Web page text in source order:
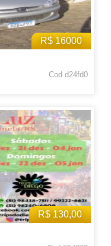
R$ 16000
Cod d24fd0
R$ 130,00